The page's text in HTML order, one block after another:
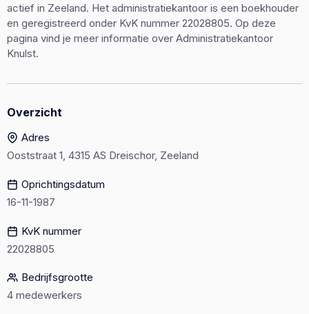
actief in Zeeland. Het administratiekantoor is een boekhouder
en geregistreerd onder KvK nummer 22028805. Op deze
pagina vind je meer informatie over Administratiekantoor
Knulst.
Overzicht
Adres
Ooststraat 1, 4315 AS Dreischor, Zeeland
Oprichtingsdatum
16-11-1987
KvK nummer
22028805
Bedrijfsgrootte
4 medewerkers